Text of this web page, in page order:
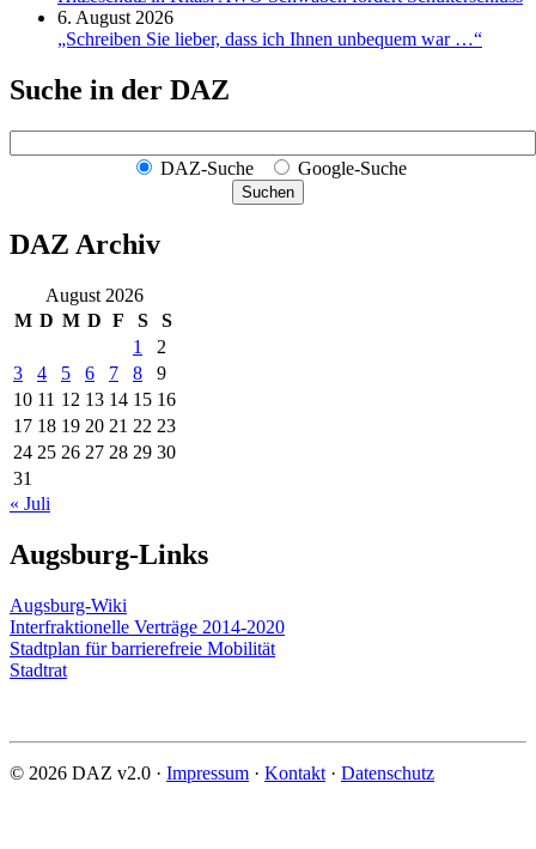
6. August 2026
„Schreiben Sie lieber, dass ich Ihnen unbequem war …“
Suche in der DAZ
DAZ-Suche Google-Suche
Suchen
DAZ Archiv
August 2026
M D M D F S
S
1
2
3
4 5 6 7 8
9
10 11 12 13 14 15 16
17 18 19 20 21 22 23
24 25 26 27 28 29 30
31
« Juli
Augsburg-Links
Augsburg-Wiki
Interfraktionelle Verträge 2014-2020
Stadtplan für barrierefreie Mobilität
Stadtrat
© 2026 DAZ v2.0 · Impressum · Kontakt · Datenschutz